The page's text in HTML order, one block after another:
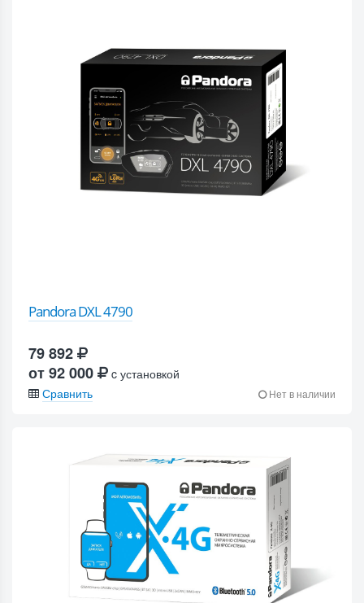
Pandora DXL 4790
79 892
от 92 000
c установкой
Сравнить
Нет в наличии